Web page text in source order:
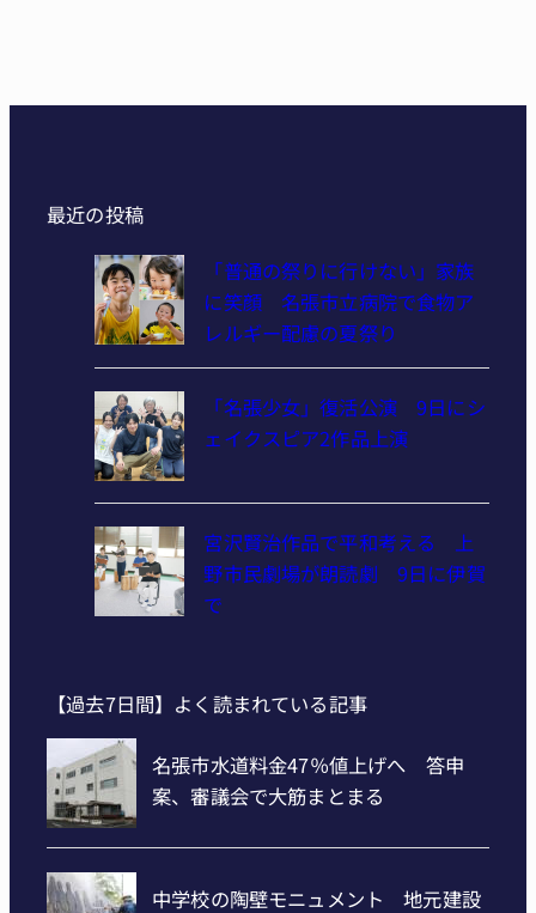
最近の投稿
「普通の祭りに行けない」家族
に笑顔 名張市立病院で食物ア
レルギー配慮の夏祭り
「名張少女」復活公演 9日にシ
ェイクスピア2作品上演
宮沢賢治作品で平和考える 上
野市民劇場が朗読劇 9日に伊賀
で
【過去7日間】よく読まれている記事